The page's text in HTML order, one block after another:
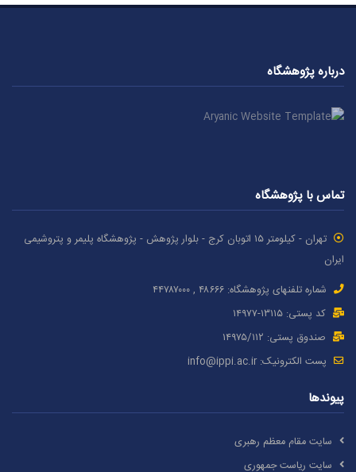
درباره پژوهشگاه
تماس با پژوهشگاه
تهران - کیلومتر ۱۵ اتوبان کرج - بلوار پژوهش - پژوهشگاه پلیمر و پتروشیمی
ایران
شماره تلفنهای پژوهشگاه: ۴۸۶۶۶ , ۴۴۷۸۷٠٠٠
کد پستی: ۱٣۱۱۵-۱۴۹۷۷
صندوق پستی: ۱۴۹۷۵/١١۲
پست الکترونیک:info@ippi.ac.ir
پیوندها
سایت مقام معظم رهبری
سایت ریاست جمهوری